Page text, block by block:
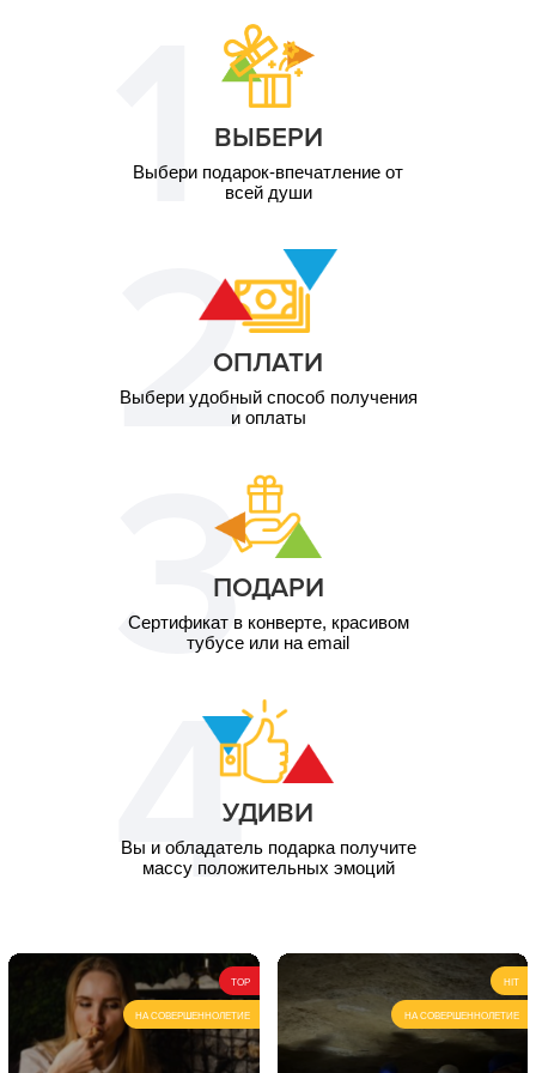
ВЫБЕРИ
Выбери подарок-впечатление от
всей души
ОПЛАТИ
Выбери удобный способ получения
и оплаты
ПОДАРИ
Сертификат в конверте, красивом
тубусе или на email
УДИВИ
Вы и обладатель подарка получите
массу положительных эмоций
TOP
НА СОВЕРШЕННОЛЕТИЕ
HIT
НА СОВЕРШЕННОЛЕТИЕ